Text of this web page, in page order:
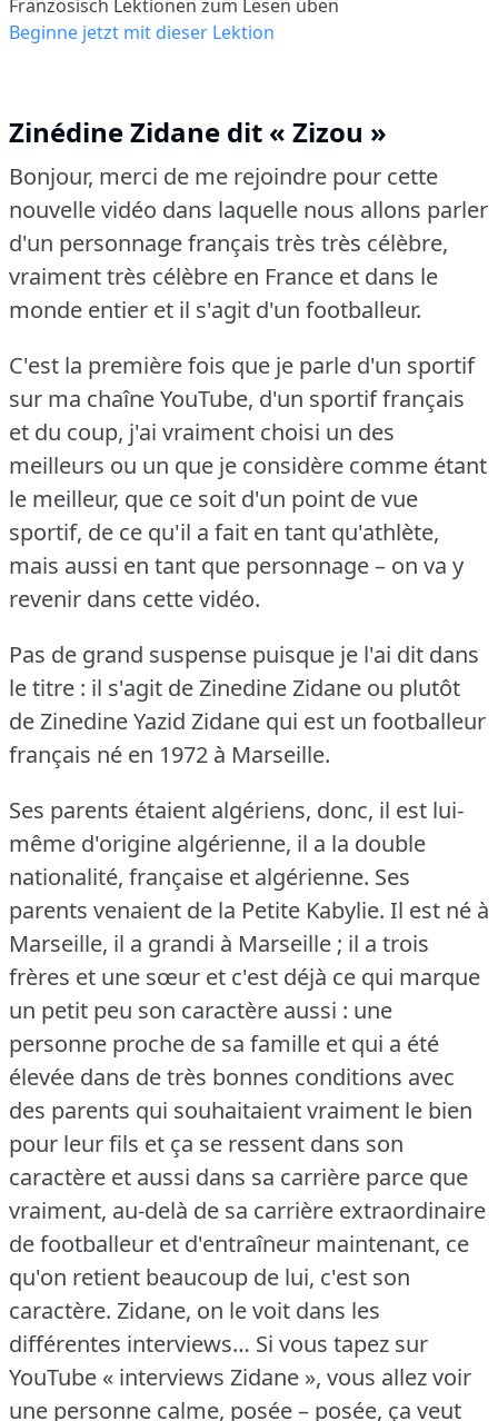
Französisch Lektionen zum Lesen üben
Beginne jetzt mit dieser Lektion
Zinédine Zidane dit « Zizou »
Bonjour, merci de me rejoindre pour cette
nouvelle vidéo dans laquelle nous allons parler
d'un personnage français très très célèbre,
vraiment très célèbre en France et dans le
monde entier et il s'agit d'un footballeur.
C'est la première fois que je parle d'un sportif
sur ma chaîne YouTube, d'un sportif français
et du coup, j'ai vraiment choisi un des
meilleurs ou un que je considère comme étant
le meilleur, que ce soit d'un point de vue
sportif, de ce qu'il a fait en tant qu'athlète,
mais aussi en tant que personnage – on va y
revenir dans cette vidéo.
Pas de grand suspense puisque je l'ai dit dans
le titre : il s'agit de Zinedine Zidane ou plutôt
de Zinedine Yazid Zidane qui est un footballeur
français né en 1972 à Marseille.
Ses parents étaient algériens, donc, il est lui-
même d'origine algérienne, il a la double
nationalité, française et algérienne. Ses
parents venaient de la Petite Kabylie. Il est né à
Marseille, il a grandi à Marseille ; il a trois
frères et une sœur et c'est déjà ce qui marque
un petit peu son caractère aussi : une
personne proche de sa famille et qui a été
élevée dans de très bonnes conditions avec
des parents qui souhaitaient vraiment le bien
pour leur fils et ça se ressent dans son
caractère et aussi dans sa carrière parce que
vraiment, au-delà de sa carrière extraordinaire
de footballeur et d'entraîneur maintenant, ce
qu'on retient beaucoup de lui, c'est son
caractère. Zidane, on le voit dans les
différentes interviews… Si vous tapez sur
YouTube « interviews Zidane », vous allez voir
une personne calme, posée – posée, ça veut